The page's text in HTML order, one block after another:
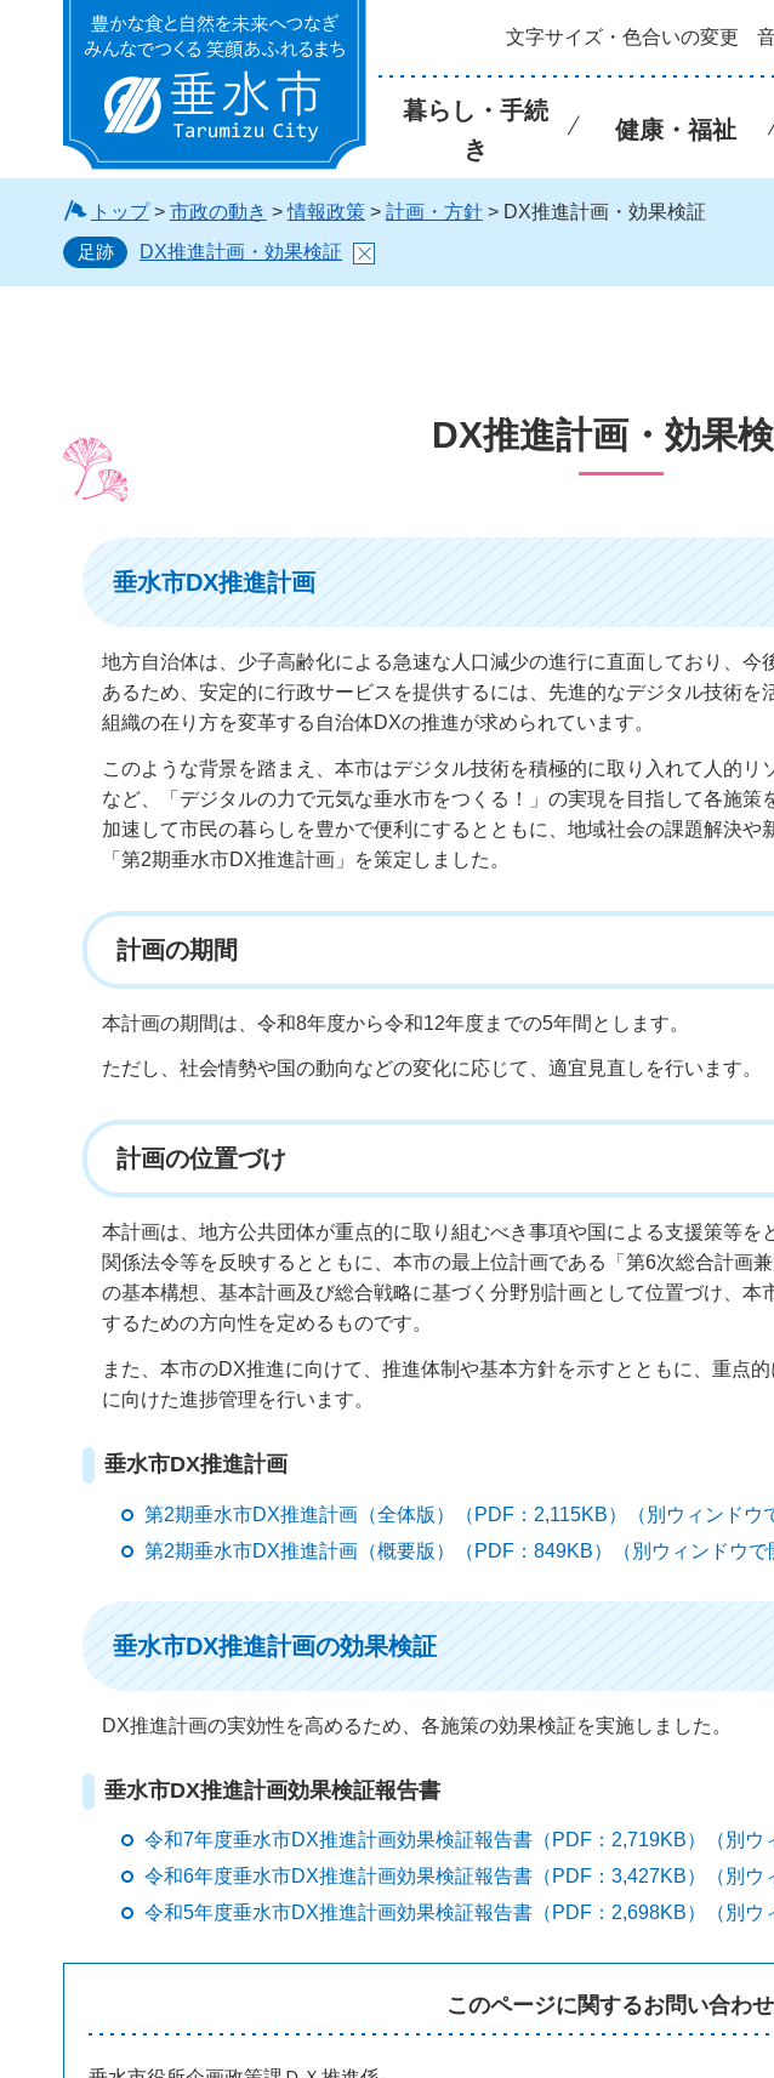
垂水市 文字サイズ・色合いの変更
暮らし・手続
き
健康・福祉
トップ> 市政の動き >情報政策> 計画・方針> DX推進計画・効果検証
足跡
DX推進計画・効果検証
DX推進計画・効果
垂水市DX推進計画
地方自治体は、少子高齢化による急速な人口減少の進行に直面しており、
あるため、安定的に行政サービスを提供するには、先進的なデジタル技術を
組織の在り方を変革する自治体DXの推進が求められています。
このような背景を踏まえ、本市はデジタル技術を積極的に取り入れて人的
など、「デジタルの力で元気な垂水市をつくる！」の実現を目指して各施
加速して市民の暮らしを豊かで便利にするとともに、地域社会の課題解決や
「第2期垂水市DX推進計画」を策定しました。
計画の期間
本計画の期間は、令和8年度から令和12年度までの5年間とします。
ただし、社会情勢や国の動向などの変化に応じて、適宜見直しを行います。
計画の位置づけ
本計画は、地方公共団体が重点的に取り組むべき事項や国による支援策等
関係法令等を反映するとともに、本市の最上位計画である「第6次総合計画
の基本構想、基本計画及び総合戦略に基づく分野別計画として位置づけ、
するための方向性を定めるものです。
また、本市のDX推進に向けて、推進体制や基本方針を示すとともに、重点
に向けた進捗管理を行います。
垂水市DX推進計画
第2期垂水市DX推進計画（全体版）（PDF：2,115KB）（別ウィンドウ
第2期垂水市DX推進計画（概要版）（PDF：849KB）（別ウィンドウで
垂水市DX推進計画の効果検証
DX推進計画の実効性を高めるため、各施策の効果検証を実施しました。
垂水市DX推進計画効果検証報告書
令和7年度垂水市DX推進計画効果検証報告書（PDF：2,719KB）（別ウ
令和6年度垂水市DX推進計画効果検証報告書（PDF：3,427KB）（別ウ
令和5年度垂水市DX推進計画効果検証報告書（PDF：2,698KB）（別ウ
このページに関するお問い合わ